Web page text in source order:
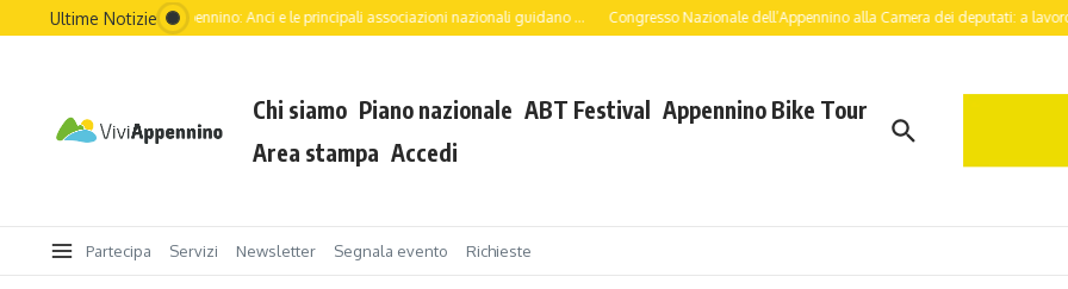
Salta al contenuto
Ultime Notizie
passa dall’Appennino: Anci e le principali associazioni nazionali guidano ... Congresso Nazionale dell’Appennino alla Camera dei deputati: a lavoro per
Chi siamo Piano nazionale ABT Festival Appennino Bike Tour
Area stampa Accedi
Partecipa Servizi Newsletter Segnala evento Richieste